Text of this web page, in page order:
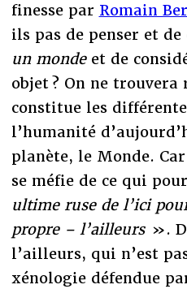
finesse par Romain
ils pas de penser et
un mondeet de
objet ? On ne trouvera
constitue les
l’humanité
planète, le Monde.
se méfie de ce qui
ultime ruse de l’ici
propre – l’ailleurs ».
l’ailleurs, qui n’est
xénologie défendue